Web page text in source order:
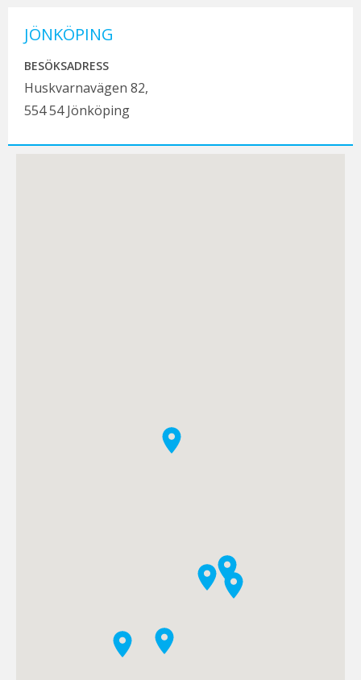
JÖNKÖPING
BESÖKSADRESS
Huskvarnavägen 82,
554 54 Jönköping